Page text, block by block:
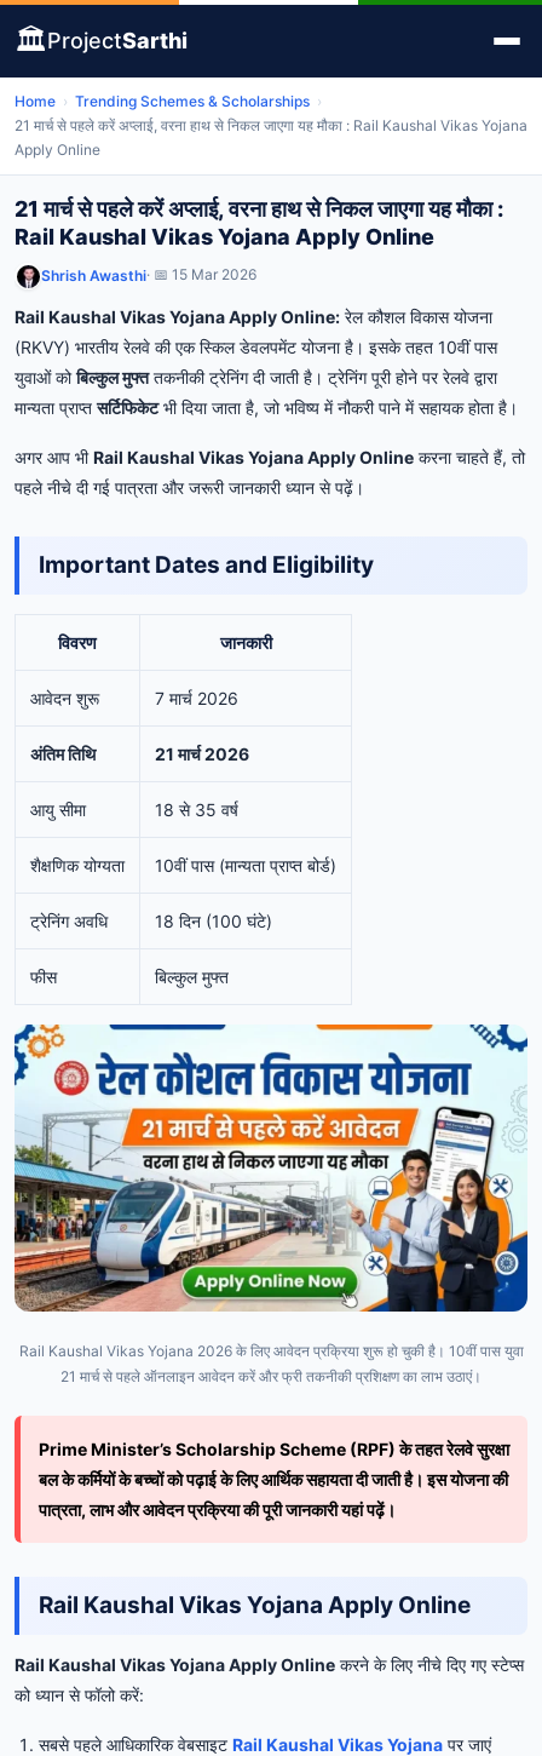
🏛️ProjectSarthi
Home › Trending Schemes & Scholarships ›
21 मार्च से पहले करें अप्लाई, वरना हाथ से निकल जाएगा यह मौका : Rail Kaushal Vikas Yojana
Apply Online
21 मार्च से पहले करें अप्लाई, वरना हाथ से निकल जाएगा यह मौका :
Rail Kaushal Vikas Yojana Apply Online
Shrish Awasthi· 📅 15 Mar 2026
Rail Kaushal Vikas Yojana Apply Online: रेल कौशल विकास योजना
(RKVY) भारतीय रेलवे की एक स्किल डेवलपमेंट योजना है। इसके तहत 10वीं पास
युवाओं कोबिल्कुल मुफ्ततकनीकी ट्रेनिंग दी जाती है। ट्रेनिंग पूरी होने पर रेलवे द्वारा
मान्यता प्राप्तसर्टिफिकेटभी दिया जाता है, जो भविष्य में नौकरी पाने में सहायक होता है।
अगर आप भीRail Kaushal Vikas Yojana Apply Online करना चाहते हैं, तो
पहले नीचे दी गई पात्रता और जरूरी जानकारी ध्यान से पढ़ें।
Important Dates and Eligibility
विवरण जानकारी
आवेदन शुरू 7 मार्च 2026
अंतिम तिथि 21 मार्च 2026
आयु सीमा 18 से 35 वर्ष
शैक्षणिक योग्यता 10वीं पास (मान्यता प्राप्त बोर्ड)
ट्रेनिंग अवधि 18 दिन (100 घंटे)
फीस बिल्कुल मुफ्त
Rail Kaushal Vikas Yojana 2026 के लिए आवेदन प्रक्रिया शुरू हो चुकी है। 10वीं पास युवा
21 मार्च से पहले ऑनलाइन आवेदन करें और फ्री तकनीकी प्रशिक्षण का लाभ उठाएं।
Prime Minister’s Scholarship Scheme (RPF) के तहत रेलवे सुरक्षा
बल के कर्मियों के बच्चों को पढ़ाई के लिए आर्थिक सहायता दी जाती है। इस योजना की
पात्रता, लाभ और आवेदन प्रक्रिया की पूरी जानकारी यहां पढ़ें।
Rail Kaushal Vikas Yojana Apply Online
Rail Kaushal Vikas Yojana Apply Online करने के लिए नीचे दिए गए स्टेप्स
को ध्यान से फॉलो करें:
सबसे पहले आधिकारिक वेबसाइट Rail Kaushal Vikas Yojana पर जाएं